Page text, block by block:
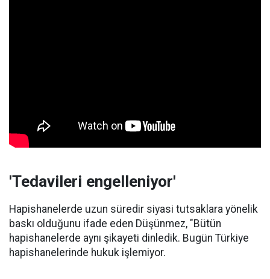
'Tedavileri engelleniyor'
Hapishanelerde uzun süredir siyasi tutsaklara yönelik
baskı olduğunu ifade eden Düşünmez, "Bütün
hapishanelerde aynı şikayeti dinledik. Bugün Türkiye
hapishanelerinde hukuk işlemiyor.